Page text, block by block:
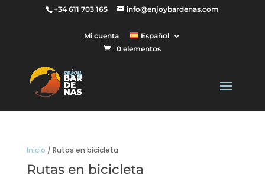
+34 611 703 165 info@enjoybardenas.com
Mi cuenta
Español
0 elementos
Inicio / Rutas en bicicleta
Rutas en bicicleta